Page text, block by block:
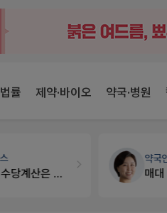
률 제약·바이오 약국·병원
노동자의 날 수당계산은 어떻게 되나요
약국
매대